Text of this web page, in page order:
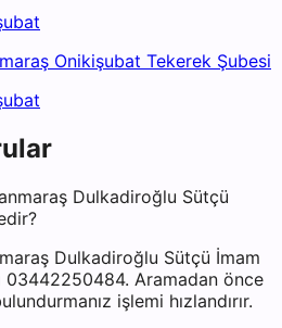
Onikişubat Tekerek Şubesi
Dulkadiroğlu Sütçü
Dulkadiroğlu Sütçü İmam
03442250484. Aramadan önce
işlemi hızlandırır.